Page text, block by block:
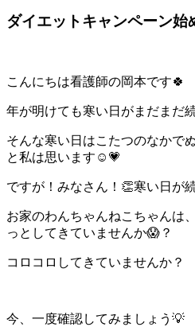
ダイエットキャンペーン始
こんにちは看護師の岡本です🍀
年が明けても寒い日がまだまだ
そんな寒い日はこたつのなかで
と私は思います☺💗
ですが！みなさん！👏寒い日が
お家のわんちゃんねこちゃんは
っとしてきていませんか😱？
コロコロしてきていませんか？
今、一度確認してみましょう💡